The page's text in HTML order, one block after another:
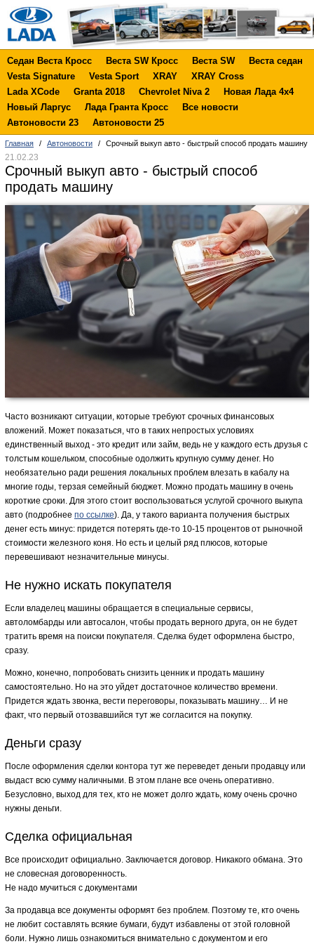
Седан Веста Кросс Веста SW Кросс Веста SW
Веста седан
Vesta Signature
Vesta Sport XRAY
XRAY Cross
Lada XCode
Granta 2018 Chevrolet Niva 2
Новая Лада 4х4
Новый Ларгус
Лада Гранта Кросс
Все новости
Автоновости 23
Автоновости 25
Главная / Автоновости / Срочный выкуп авто - быстрый способ продать машину
21.02.23
Срочный выкуп авто - быстрый способ
продать машину
Часто возникают ситуации, которые требуют срочных финансовых
вложений. Может показаться, что в таких непростых условиях
единственный выход - это кредит или займ, ведь не у каждого есть друзья с
толстым кошельком, способные одолжить крупную сумму денег. Но
необязательно ради решения локальных проблем влезать в кабалу на
многие годы, терзая семейный бюджет. Можно продать машину в очень
короткие сроки. Для этого стоит воспользоваться услугой срочного выкупа
авто (подробнее по ссылке). Да, у такого варианта получения быстрых
денег есть минус: придется потерять где-то 10-15 процентов от рыночной
стоимости железного коня. Но есть и целый ряд плюсов, которые
перевешивают незначительные минусы.
Не нужно искать покупателя
Если владелец машины обращается в специальные сервисы,
автоломбарды или автосалон, чтобы продать верного друга, он не будет
тратить время на поиски покупателя. Сделка будет оформлена быстро,
сразу.
Можно, конечно, попробовать снизить ценник и продать машину
самостоятельно. Но на это уйдет достаточное количество времени.
Придется ждать звонка, вести переговоры, показывать машину… И не
факт, что первый отозвавшийся тут же согласится на покупку.
Деньги сразу
После оформления сделки контора тут же переведет деньги продавцу или
выдаст всю сумму наличными. В этом плане все очень оперативно.
Безусловно, выход для тех, кто не может долго ждать, кому очень срочно
нужны деньги.
Сделка официальная
Все происходит официально. Заключается договор. Никакого обмана. Это
не словесная договоренность.
Не надо мучиться с документами
За продавца все документы оформят без проблем. Поэтому те, кто очень
не любит составлять всякие бумаги, будут избавлены от этой головной
боли. Нужно лишь ознакомиться внимательно с документом и его